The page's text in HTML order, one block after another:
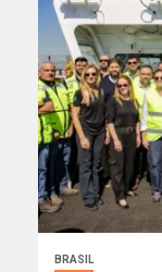
BRASIL